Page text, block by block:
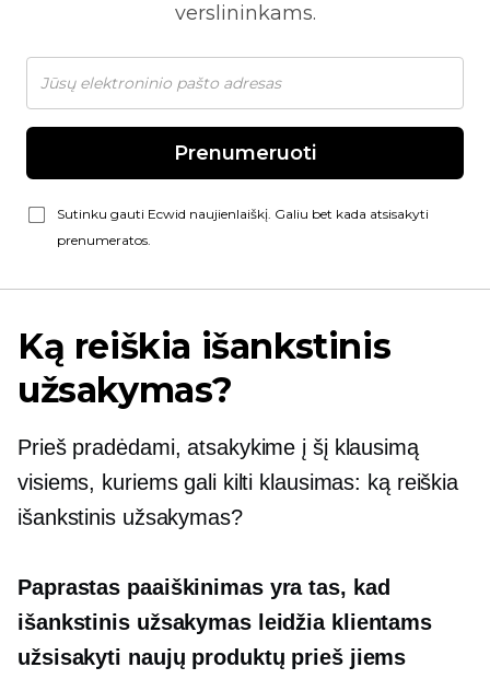
verslininkams.
Prenumeruoti
Sutinku gauti Ecwid naujienlaiškį. Galiu bet kada atsisakyti
prenumeratos.
Ką reiškia išankstinis
užsakymas?
Prieš pradėdami, atsakykime į šį klausimą
visiems, kuriems gali kilti klausimas: ką reiškia
išankstinis užsakymas?
Paprastas paaiškinimas yra tas, kad
išankstinis užsakymas leidžia klientams
užsisakyti naujų produktų prieš jiems